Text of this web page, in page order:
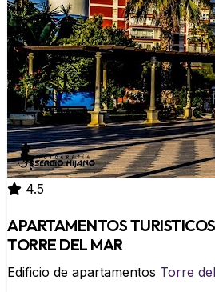
4.5
APARTAMENTOS
TORRE DEL MAR
Edificio de apartamentos Torre